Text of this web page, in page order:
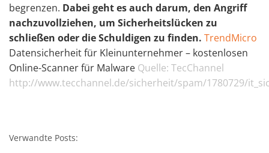
begrenzen. Dabei geht es auch darum, den Angriff
nachzuvollziehen, um Sicherheitslücken zu
schließen oder die Schuldigen zu finden. TrendMicro
Datensicherheit für Kleinunternehmer – kostenlosen
Online-Scanner für Malware Quelle: TecChannel
http://www.tecchannel.de/sicherheit/spam/1780729/
Verwandte Posts: